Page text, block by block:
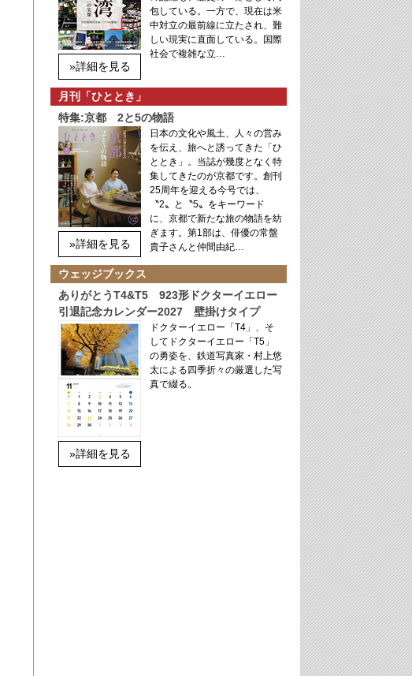
»詳細を見る
包している。一方で、現在は米
中対立の最前線に立たされ、難
しい現実に直面している。国際
社会で複雑な立…
月刊「ひととき」
特集:京都 2と5の物語
»詳細を見る
日本の文化や風土、人々の営み
を伝え、旅へと誘ってきた「ひ
ととき」。当誌が幾度となく特
集してきたのが京都です。創刊
25周年を迎える今号では、
〝2〟と〝5〟をキーワード
に、京都で新たな旅の物語を紡
ぎます。第1部は、俳優の常盤
貴子さんと仲間由紀…
ウェッジブックス
ありがとうT4&T5 923形ドクターイエロー
引退記念カレンダー2027 壁掛けタイプ
»詳細を見る
ドクターイエロー「T4」、そ
してドクターイエロー「T5」
の勇姿を、鉄道写真家・村上悠
太による四季折々の厳選した写
真で綴る。